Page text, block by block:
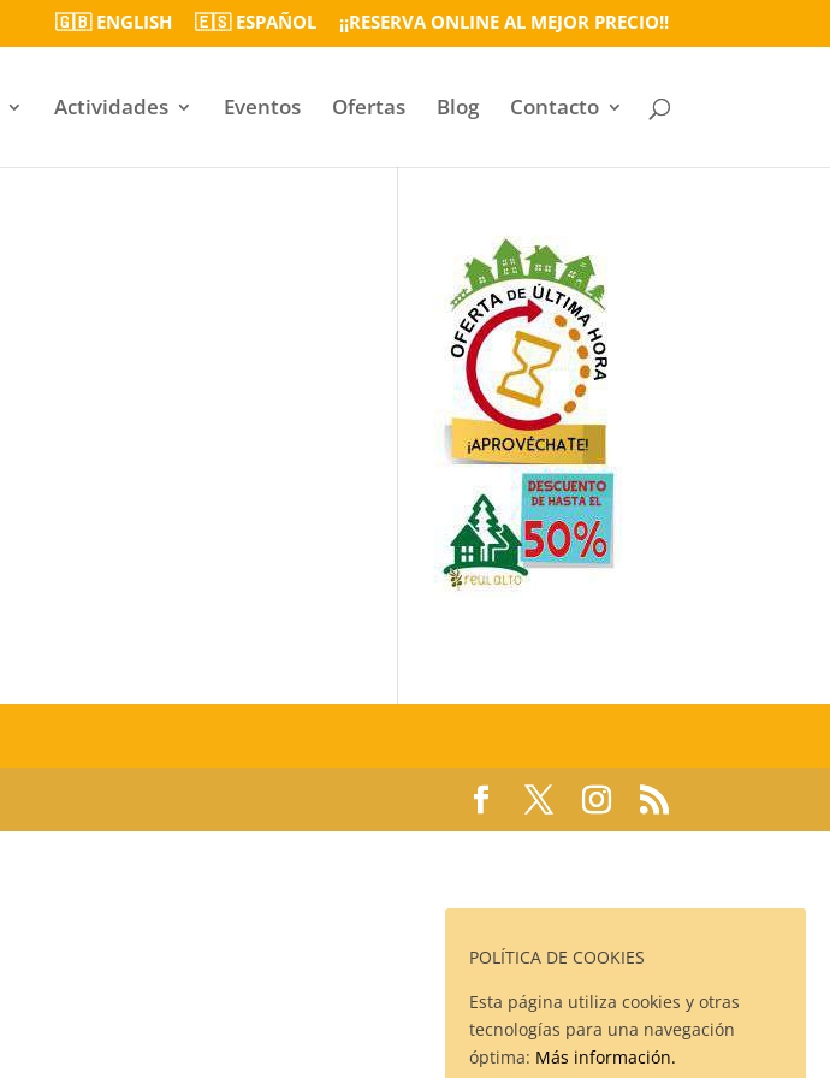
🇬🇧 ENGLISH 🇪🇸 ESPAÑOL ¡¡RESERVA ONLINE AL MEJOR PRECIO!!
Actividades Eventos Ofertas Blog Contacto
POLÍTICA DE COOKIES
Esta página utiliza cookies y otras
tecnologías para una navegación
óptima: Más información.